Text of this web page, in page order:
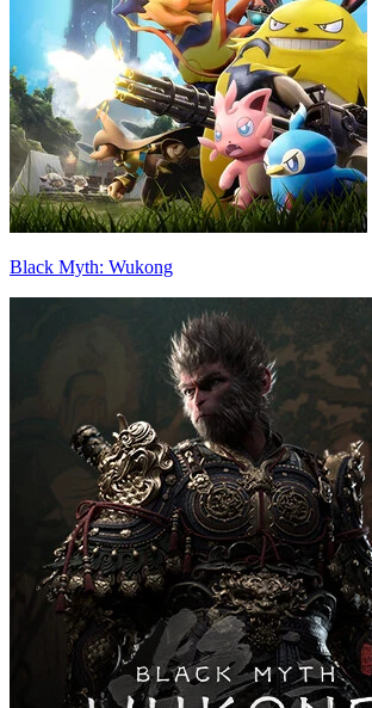
Black Myth: Wukong